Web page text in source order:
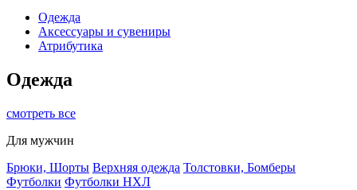
Одежда
Аксессуары и сувениры
Атрибутика
Одежда
смотреть все
Для мужчин
Брюки, Шорты Верхняя одежда Толстовки, Бомберы
Футболки Футболки НХЛ